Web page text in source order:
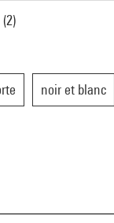
noir et blanc